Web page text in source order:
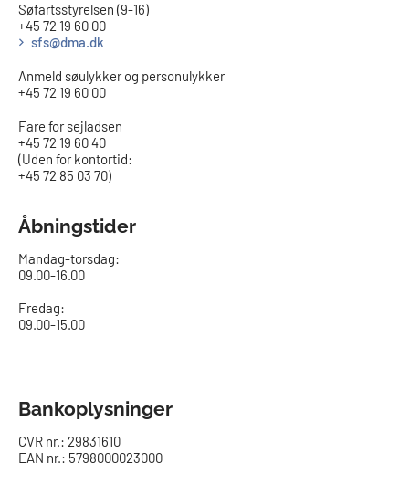
Søfartsstyrelsen (9-16)
+45 72 19 60 00
sfs@dma.dk
Anmeld søulykker og personulykker
+45 72 19 60 00
Fare for sejladsen
+45 72 19 60 40
(Uden for kontortid:
+45 72 85 03 70)
Åbningstider
Mandag-torsdag:
09.00-16.00​
Fredag:
09.00-15.00
Bankoplysninger
CVR nr.: 29831610
EAN nr.: 5798000023000